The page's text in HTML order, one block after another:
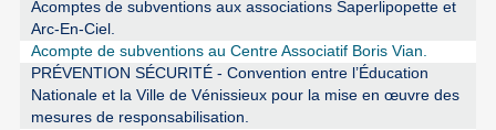
Acomptes de subventions aux associations Saperlipopette et
Arc-En-Ciel.
Acompte de subventions au Centre Associatif Boris Vian.
PRÉVENTION SÉCURITÉ - Convention entre l’Éducation
Nationale et la Ville de Vénissieux pour la mise en œuvre des
mesures de responsabilisation.